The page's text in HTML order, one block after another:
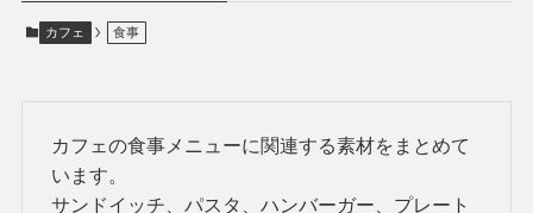
カフェ 食事
カフェの食事メニューに関連する素材をまとめて
います。
サンドイッチ、パスタ、ハンバーガー、プレート